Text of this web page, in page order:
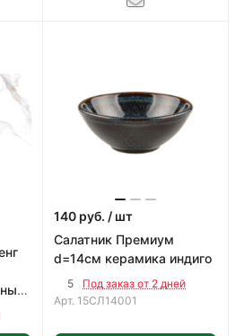
140 руб. / шт
Салатник Премиум
d=14см керамика индиго
5
Под заказ от 2 дней
Арт. 15СЛ14001